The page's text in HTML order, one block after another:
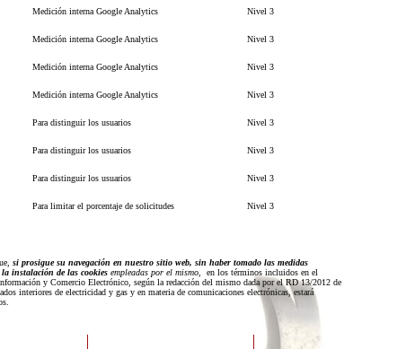
Medición interna Google Analytics Nivel 3
Medición interna Google Analytics Nivel 3
Medición interna Google Analytics Nivel 3
Medición interna Google Analytics Nivel 3
Para distinguir los usuarios Nivel 3
Para distinguir los usuarios Nivel 3
Para distinguir los usuarios Nivel 3
Para limitar el porcentaje de solicitudes Nivel 3
si prosigue su navegación en nuestro sitio web, sin haber tomado las medidas
instalación de las cookies empleadas por el mismo , en los términos incluidos en el
y Comercio Electrónico, según la redacción del mismo dada por el RD 13/2012 de
interiores de electricidad y gas y en materia de comunicaciones electrónicas, estará